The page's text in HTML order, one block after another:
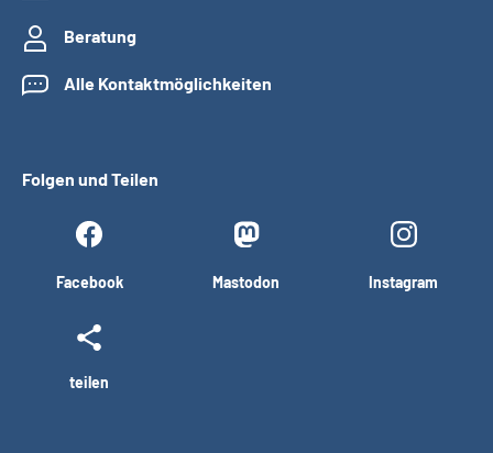
Beratung
Alle Kontaktmöglichkeiten
Folgen und Teilen
Facebook Mastodon Instagram
teilen